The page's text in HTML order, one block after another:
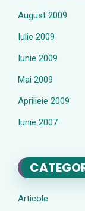
August 2009
Iulie 2009
Iunie 2009
Mai 2009
Aprilieie 2009
Iunie 2007
Articole